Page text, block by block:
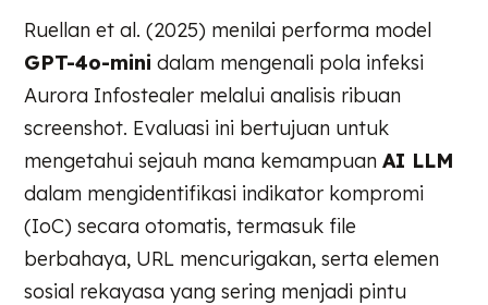
Ruellan et al. (2025) menilai performa model
GPT-4o-mini dalam mengenali pola infeksi
Aurora Infostealer melalui analisis ribuan
screenshot. Evaluasi ini bertujuan untuk
mengetahui sejauh mana kemampuanAI LLM
dalam mengidentifikasi indikator kompromi
(IoC) secara otomatis, termasuk file
berbahaya, URL mencurigakan, serta elemen
sosial rekayasa yang sering menjadi pintu